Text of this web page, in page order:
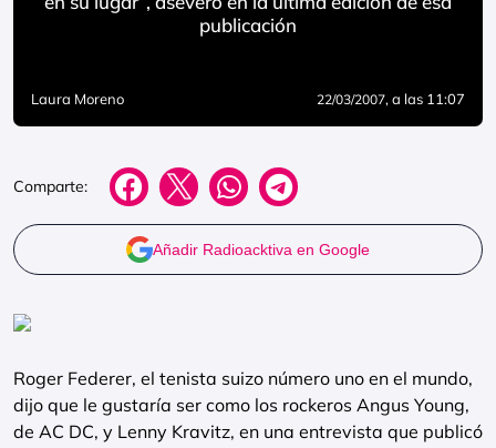
publicación
Laura Moreno 22/03/2007, a las 11:07
Comparte:
Añadir Radioacktiva en Google
Roger Federer, el tenista suizo número uno en el mundo,
dijo que le gustaría ser como los rockeros Angus Young,
de AC DC, y Lenny Kravitz, en una entrevista que publicó